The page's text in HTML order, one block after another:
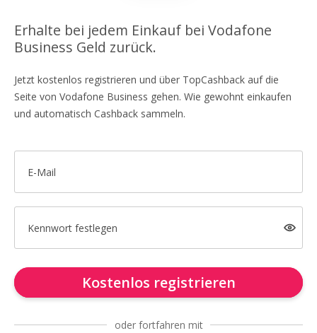
Erhalte bei jedem Einkauf bei Vodafone
Business Geld zurück.
Jetzt kostenlos registrieren und über TopCashback auf die
Seite von Vodafone Business gehen. Wie gewohnt einkaufen
und automatisch Cashback sammeln.
E-Mail
Kennwort festlegen
Kostenlos registrieren
oder fortfahren mit